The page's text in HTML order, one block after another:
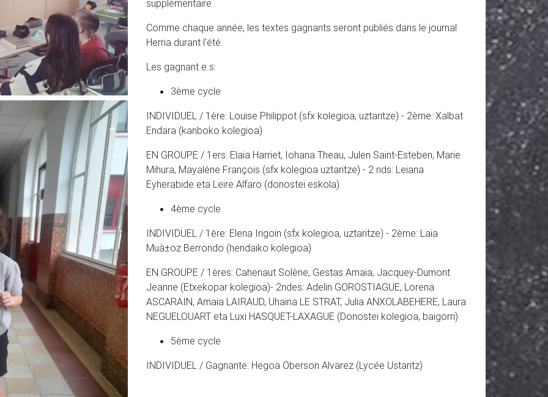
supplémentaire.
Comme chaque année, les textes gagnants seront publiés dans le journal
Herria durant l'été.
Les gagnant.e.s:
3ème cycle
INDIVIDUEL / 1ère: Louise Philippot (sfx kolegioa, uztaritze) - 2ème: Xalbat
Endara (kanboko kolegioa)
EN GROUPE / 1ers: Elaia Harriet, Iohana Theau, Julen Saint-Esteben, Marie
Mihura, Mayalène François (sfx kolegioa uztaritze) - 2 nds: Leiana
Eyherabide eta Leire Alfaro (donostei eskola)
4ème cycle
INDIVIDUEL / 1ère: Elena Irigoin (sfx kolegioa, uztaritze) - 2ème: Laia
Muà±oz Berrondo (hendaiko kolegioa)
EN GROUPE / 1ères: Cahenaut Solène, Gestas Amaia, Jacquey-Dumont
Jeanne (Etxekopar kolegioa)- 2ndes: Adelin GOROSTIAGUE, Lorena
ASCARAIN, Amaia LAIRAUD, Uhaina LE STRAT, Julia ANXOLABEHERE, Laura
NEGUELOUART eta Luxi HASQUET-LAXAGUE (Donostei kolegioa, baigorri)
5ème cycle
INDIVIDUEL / Gagnante: Hegoa Oberson Alvarez (Lycée Ustaritz)